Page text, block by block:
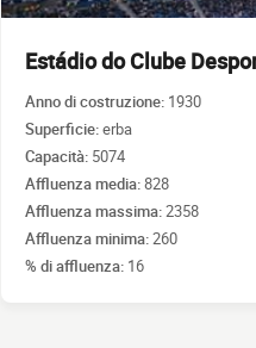
Estádio do Clube
Anno di costruzione: 1930
Superficie:erba
Capacità: 5074
Affluenza media:828
Affluenza massima:2358
Affluenza minima:260
% di affluenza: 16